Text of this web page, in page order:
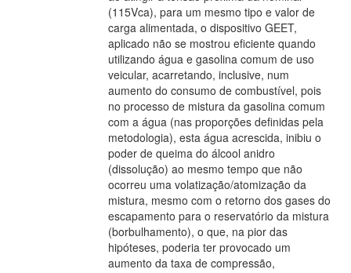
(115Vca), para um mesmo tipo e valor de
carga alimentada, o dispositivo GEET,
aplicado não se mostrou eficiente quando
utilizando água e gasolina comum de uso
veicular, acarretando, inclusive, num
aumento do consumo de combustível, pois
no processo de mistura da gasolina comum
com a água (nas proporções definidas pela
metodologia), esta água acrescida, inibiu o
poder de queima do álcool anidro
(dissolução) ao mesmo tempo que não
ocorreu uma volatização/atomização da
mistura, mesmo com o retorno dos gases do
escapamento para o reservatório da mistura
(borbulhamento), o que, na pior das
hipóteses, poderia ter provocado um
aumento da taxa de compressão,